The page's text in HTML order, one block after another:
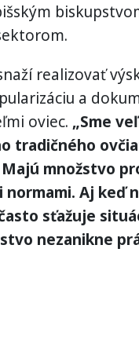
realizovať
a
oviec. „Sme
tradičného
množstvo
Aj keď
sťažuje
nezanikne